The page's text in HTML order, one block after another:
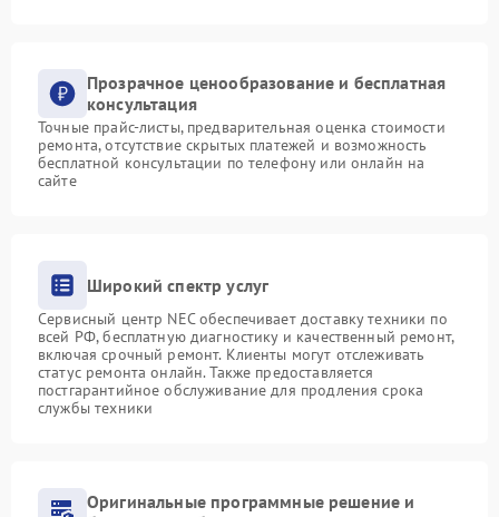
Прозрачное ценообразование и бесплатная
консультация
Точные прайс-листы, предварительная оценка стоимости
ремонта, отсутствие скрытых платежей и возможность
бесплатной консультации по телефону или онлайн на
сайте
Широкий спектр услуг
Сервисный центр NEC обеспечивает доставку техники по
всей РФ, бесплатную диагностику и качественный ремонт,
включая срочный ремонт. Клиенты могут отслеживать
статус ремонта онлайн. Также предоставляется
постгарантийное обслуживание для продления срока
службы техники
Оригинальные программные решение и